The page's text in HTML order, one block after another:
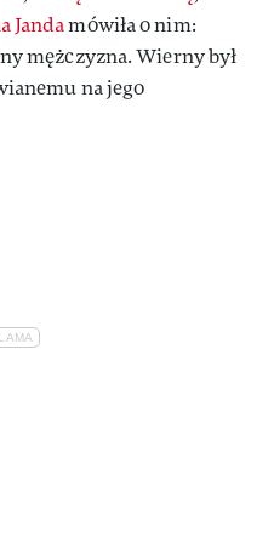
Jandamówiła o nim:
mężczyzna. Wierny był
na jego